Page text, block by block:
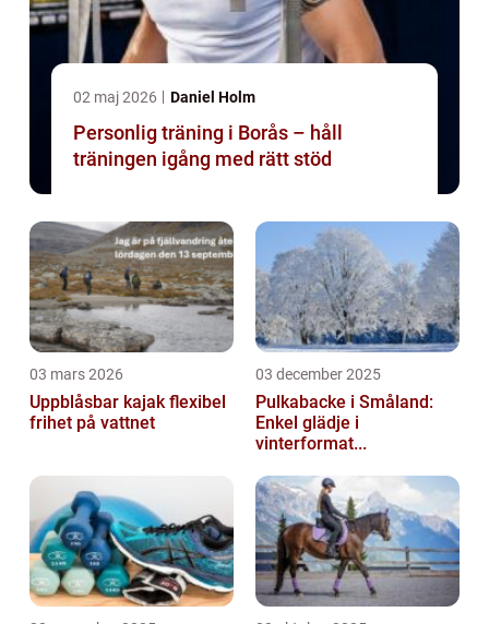
02 maj 2026 Daniel Holm
Personlig träning i Borås – håll
träningen igång med rätt stöd
03 mars 2026
Uppblåsbar kajak flexibel
frihet på vattnet
03 december 2025
Pulkabacke i Småland:
Enkel glädje i
vinterformat...